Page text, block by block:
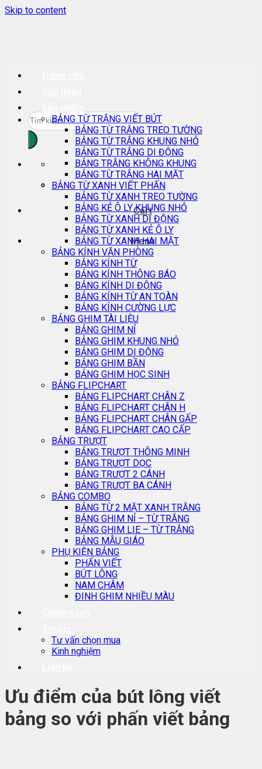
Skip to content
Cart
Menu
BẢNG TỪ TRẮNG VIẾT BÚT
BẢNG TỪ TRẮNG TREO TƯỜNG
BẢNG TỪ TRẮNG KHUNG NHỎ
BẢNG TỪ TRẮNG DI ĐỘNG
BẢNG TRẮNG KHÔNG KHUNG
BẢNG TỪ TRẮNG HAI MẶT
BẢNG TỪ XANH VIẾT PHẤN
BẢNG TỪ XANH TREO TƯỜNG
BẢNG KẺ Ô LY KHUNG NHỎ
BẢNG TỪ XANH DI ĐỘNG
BẢNG TỪ XANH KẺ Ô LY
BẢNG TỪ XANH HAI MẶT
BẢNG KÍNH VĂN PHÒNG
BẢNG KÍNH TỪ
BẢNG KÍNH THÔNG BÁO
BẢNG KÍNH DI ĐỘNG
BẢNG KÍNH TỪ AN TOÀN
BẢNG KÍNH CƯỜNG LỰC
BẢNG GHIM TÀI LIỆU
BẢNG GHIM NỈ
BẢNG GHIM KHUNG NHỎ
BẢNG GHIM DI ĐỘNG
BẢNG GHIM BẦN
BẢNG GHIM HỌC SINH
BẢNG FLIPCHART
BẢNG FLIPCHART CHÂN Z
BẢNG FLIPCHART CHÂN H
BẢNG FLIPCHART CHÂN GẤP
BẢNG FLIPCHART CAO CẤP
BẢNG TRƯỢT
BẢNG TRƯỢT THÔNG MINH
BẢNG TRƯỢT DỌC
BẢNG TRƯỢT 2 CÁNH
BẢNG TRƯỢT BA CÁNH
BẢNG COMBO
BẢNG TỪ 2 MẶT XANH TRẮNG
BẢNG GHIM NỈ – TỪ TRẮNG
BẢNG GHIM LIE – TỪ TRẮNG
BẢNG MẪU GIÁO
PHỤ KIỆN BẢNG
PHẤN VIẾT
BÚT LÔNG
NAM CHÂM
ĐINH GHIM NHIỀU MÀU
Tư vấn chọn mua
Kinh nghiệm
Ưu điểm của bút lông viết
bảng so với phấn viết bảng